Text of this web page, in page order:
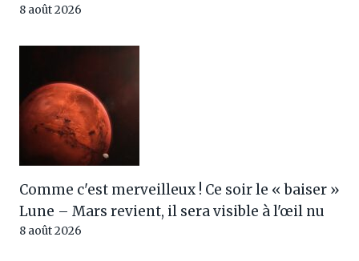
8 août 2026
Comme c'est merveilleux ! Ce soir le « baiser »
Lune – Mars revient, il sera visible à l'œil nu
8 août 2026